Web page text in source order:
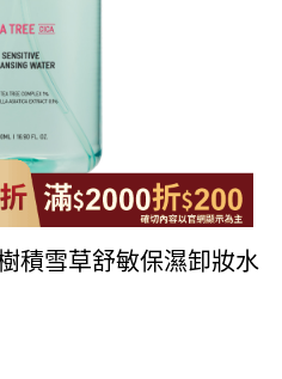
積雪草舒敏保濕卸妝水